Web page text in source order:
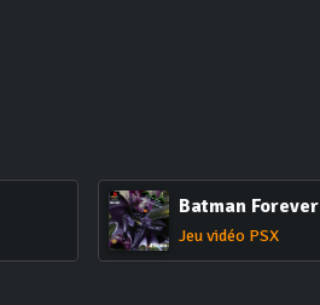
Batman Forever
Jeu vidéo PSX